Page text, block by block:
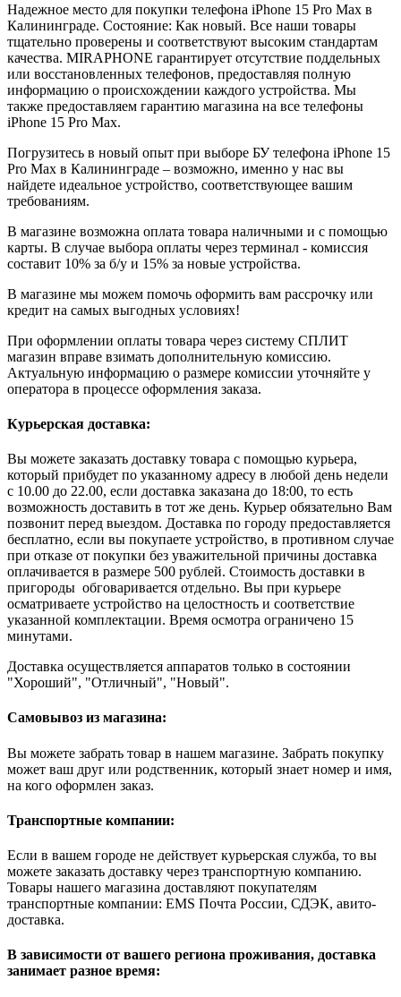
Надежное место для покупки телефона iPhone 15 Pro Max в
Калининграде. Состояние: Как новый. Все наши товары
тщательно проверены и соответствуют высоким стандартам
качества. MIRAPHONE гарантирует отсутствие поддельных
или восстановленных телефонов, предоставляя полную
информацию о происхождении каждого устройства. Мы
также предоставляем гарантию магазина на все телефоны
iPhone 15 Pro Max.
Погрузитесь в новый опыт при выборе БУ телефона iPhone 15
Pro Max в Калининграде – возможно, именно у нас вы
найдете идеальное устройство, соответствующее вашим
требованиям.
В магазине возможна оплата товара наличными и с помощью
карты. В случае выбора оплаты через терминал - комиссия
составит 10% за б/у и 15% за новые устройства.
В магазине мы можем помочь оформить вам рассрочку или
кредит на самых выгодных условиях!
При оформлении оплаты товара через систему СПЛИТ
магазин вправе взимать дополнительную комиссию.
Актуальную информацию о размере комиссии уточняйте у
оператора в процессе оформления заказа.
Курьерская доставка:
Вы можете заказать доставку товара с помощью курьера,
который прибудет по указанному адресу в любой день недели
с 10.00 до 22.00, если доставка заказана до 18:00, то есть
возможность доставить в тот же день. Курьер обязательно Вам
позвонит перед выездом. Доставка по городу предоставляется
бесплатно, если вы покупаете устройство, в противном случае
при отказе от покупки без уважительной причины доставка
оплачивается в размере 500 рублей. Стоимость доставки в
пригороды обговаривается отдельно. Вы при курьере
осматриваете устройство на целостность и соответствие
указанной комплектации. Время осмотра ограничено 15
минутами.
Доставка осуществляется аппаратов только в состоянии
"Хороший", "Отличный", "Новый".
Самовывоз из магазина:
Вы можете забрать товар в нашем магазине. Забрать покупку
может ваш друг или родственник, который знает номер и имя,
на кого оформлен заказ.
Транспортные компании:
Если в вашем городе не действует курьерская служба, то вы
можете заказать доставку через транспортную компанию.
Товары нашего магазина доставляют покупателям
транспортные компании: EMS Почта России, СДЭК, авито-
доставка.
В зависимости от вашего региона проживания, доставка
занимает разное время: